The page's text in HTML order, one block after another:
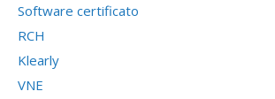
Software certificato
RCH
Klearly
VNE